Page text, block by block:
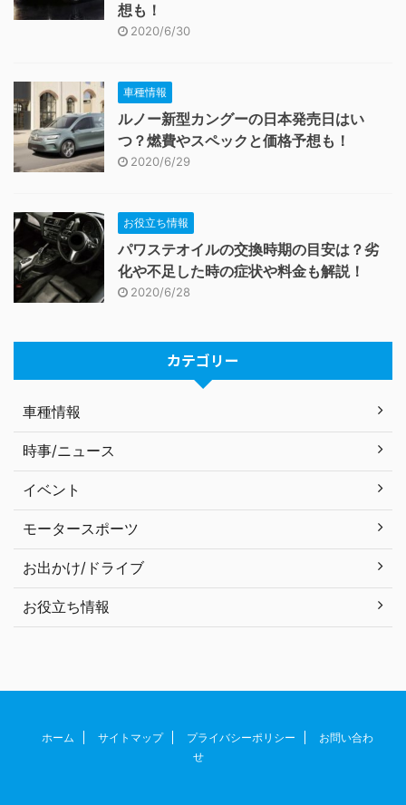
想も！
2020/6/30
車種情報
ルノー新型カングーの日本発売日はい
つ？燃費やスペックと価格予想も！
2020/6/29
お役立ち情報
パワステオイルの交換時期の目安は？劣
化や不足した時の症状や料金も解説！
2020/6/28
カテゴリー
車種情報
時事/ニュース
イベント
モータースポーツ
お出かけ/ドライブ
お役立ち情報
ホーム サイトマップ プライバシーポリシー
お問い合わ
せ